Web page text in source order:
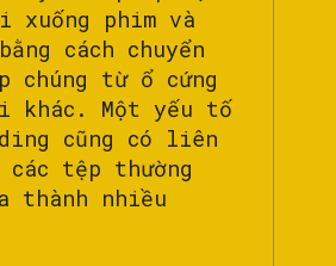
xuống phim và
cách chuyển
chúng từ ổ cứng
khác. Một yếu tố
cũng có liên
tệp thường
thành nhiều